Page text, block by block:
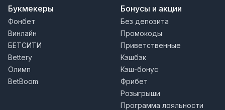
Букмекеры
Фонбет
Винлайн
БЕТСИТИ
Bettery
Олимп
BetBoom
Бонусы и акции
Без депозита
Промокоды
Приветственные
Кэшбэк
Кэш-бонус
Фрибет
Розыгрыши
Программа лояльности